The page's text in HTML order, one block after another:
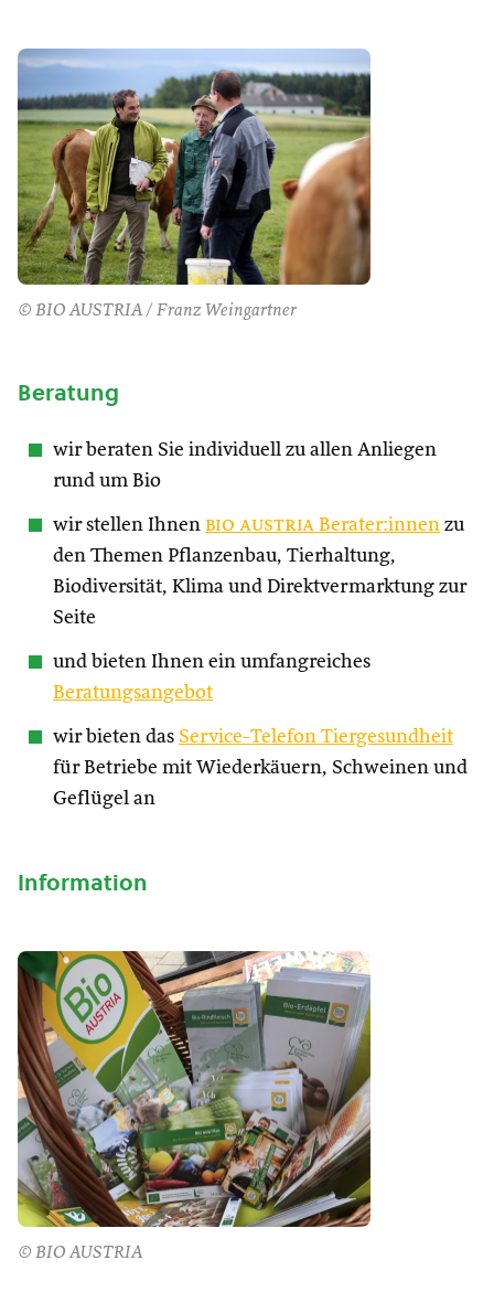
© BIO AUSTRIA / Franz Weingartner
Beratung
wir beraten Sie individuell zu allen Anliegen
rund um Bio
wir stellen Ihnen bio austria Berater:innen zu
den Themen Pflanzenbau, Tierhaltung,
Biodiversität, Klima und Direktvermarktung zur
Seite
und bieten Ihnen ein umfangreiches
Beratungsangebot
wir bieten das Service-Telefon Tiergesundheit
für Betriebe mit Wiederkäuern, Schweinen und
Geflügel an
Information
© BIO AUSTRIA